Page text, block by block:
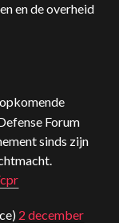
en de overheid
Forum
sinds zijn
2 december